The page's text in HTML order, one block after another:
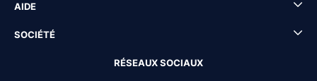
AIDE
SOCIÉTÉ
RÉSEAUX SOCIAUX